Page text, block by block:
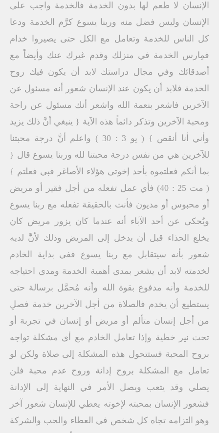
الإنسان لا طعم لها بدون الخدمة فالخدمة واجب على
الإنسان وليس فضل منه وربنا يسوع كرَّم الخدمة ودعا
كل الناس للخدمة وتعامل مع الكل حتى يصيروا خدام
فمِارس الخدمة في منزلك وقدم غيرك عنك وأيضاً مع
أصدقائك وفي مجال دراستك لابد أن يكون فيك روح
الخدمة فلابد أن يكون عند الإنسان شعور أنه مسئول عن
الآخرين فاشعر بنعمة الله واشعر أنك مسئول عن راحة
ومحبة الآخرين وتذكر دائماً هذه الآية { ينبغي أنَّ ذلك يزيد
وأني أنا أنقص } ( يو 3 : 30 ) واعلم أنَّ درجة محبتنا
للآخرين هي من نفس درجة محبتنا لله وربنا يسوع قال {
بما أنكم فعلتموه بأحد إخوتي هؤلاء الأصاغر فبي فعلتم }
( مت 25 : 40) فأي عمل تفعله من أجل فقير أو مريض
أو محبوس أو مديون فأنت بالحقيقة تفعله مع ربنا يسوع
ويُحكى عن أحد الآباء أنه عندما كان يزور مريض كان
يخلع الحذاء قبل أن يدخل إلى المريض وذلك لأنَّ لديه
شعور بأنه سيتقابل مع ربنا يسوع ففي بداية الخادم
لخدمته لابد أن يشعر بمدى أهمية الخدمة ومدى احتياجه
للخدمة وأنه مدفوع بقوة الله وأنه مُحمَّل برسالة حتى
يستطيع أن يخدم فالصلاة من أجل الآخرين خدمة فصلِ
من أجل إنسان متألم أو مريض أو إنسان في تجربة أو
تحت نير خطية وإذا تعامل الخادم مع أي مشكلة تواجه
بروح المحبة فستتحول هذه المشكلة إلى صلاة ولكن لو
تعامل مع المشكلة بروح إدانة وروح عدم محبة فلن
يصلي وقد يتعب ويصل الأمر في النهاية إلى الإدانة
فشعور الإنسان بمحبته لإخوته يعطي للإنسان شعور آخر
وهو التزامه تجاه كل شخص في العطاء والحب والشركة